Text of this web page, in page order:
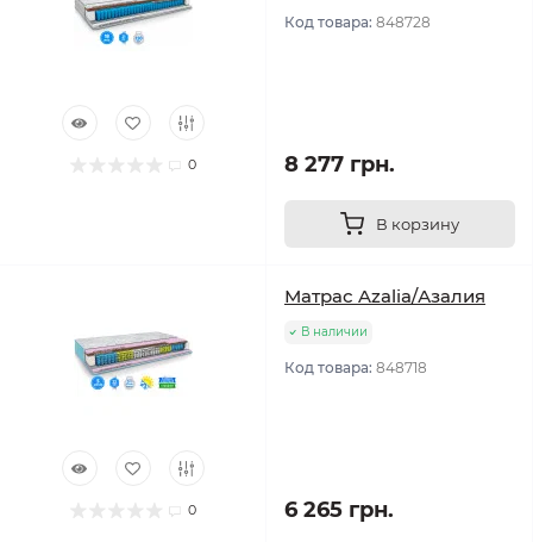
0
Код товара: 848728
8 277 грн.
В корзину
0
Матрас Azalia/Азалия
В наличии
Код товара: 848718
6 265 грн.